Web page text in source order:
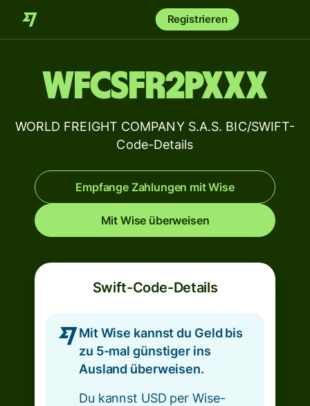
Registrieren
WFCSFR2PXXX
WORLD FREIGHT COMPANY S.A.S. BIC/SWIFT-
Code-Details
Empfange Zahlungen mit Wise
Mit Wise überweisen
Swift-Code-Details
Mit Wise kannst du Geld bis
zu 5-mal günstiger ins
Ausland überweisen.
Du kannst USD per Wise-